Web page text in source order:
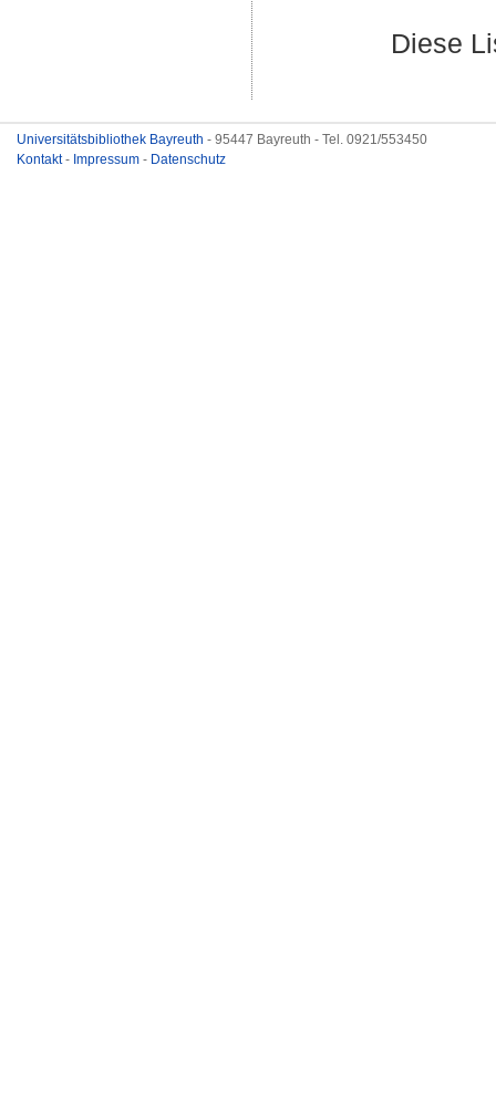
Diese
Universitätsbibliothek Bayreuth - 95447 Bayreuth - Tel. 0921/553450
Kontakt- Impressum - Datenschutz